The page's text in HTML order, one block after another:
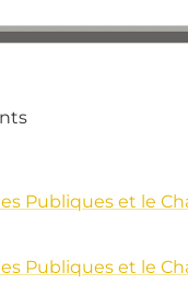
Publiques et le
Publiques et le